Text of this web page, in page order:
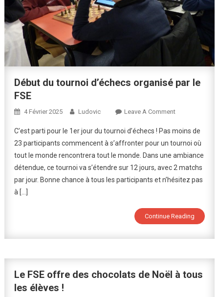
Début du tournoi d’échecs organisé par le
FSE
4 Février 2025 Ludovic Leave A CommentOn
Du
Tournoi
D’échecs
Organisé
Par
C’est parti pour le 1er jour du tournoi d’échecs ! Pas moins de
23 participants commencent à s’affronter pour un tournoi où
tout le monde rencontrera tout le monde. Dans une ambiance
détendue, ce tournoi va s’étendre sur 12 jours, avec 2 matchs
par jour. Bonne chance à tous les participants et n’hésitez pas
à […]
Continue Reading
Le FSE offre des chocolats de Noël à tous
les élèves !